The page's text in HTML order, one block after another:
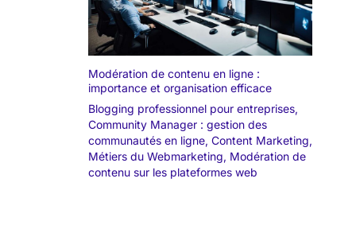
Modération de contenu en ligne :
importance et organisation efficace
Blogging professionnel pour entreprises,
Community Manager : gestion des
communautés en ligne, Content Marketing,
Métiers du Webmarketing, Modération de
contenu sur les plateformes web